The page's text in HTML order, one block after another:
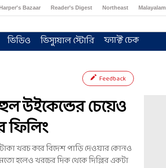
Bazaar Reader’s Digest Northeast Malayalam
ভিডিও ভিস্যুয়াল স্টোরি ফ্যাক্ট চেক
Feedback
উইকেন্ডের চেয়েও
ফিলিং
খরচ করে বিদেশ পাড়ি দেওয়ার কোনও
হলেও খরচের দিক থেকে দিল্লির একটা